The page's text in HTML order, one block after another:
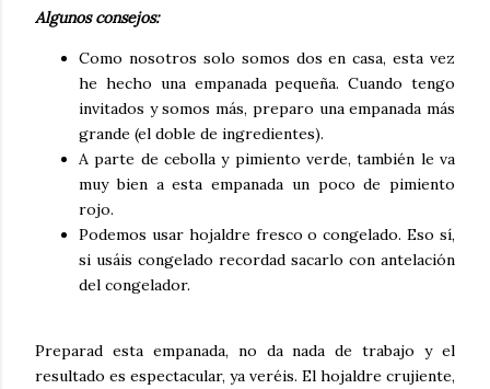
Algunos consejos:
Como nosotros solo somos dos en casa, esta vez
he hecho una empanada pequeña. Cuando tengo
invitados y somos más, preparo una empanada más
grande (el doble de ingredientes).
A parte de cebolla y pimiento verde, también le va
muy bien a esta empanada un poco de pimiento
rojo.
Podemos usar hojaldre fresco o congelado. Eso sí,
si usáis congelado recordad sacarlo con antelación
del congelador.
Preparad esta empanada, no da nada de trabajo y el
resultado es espectacular, ya veréis. El hojaldre crujiente,